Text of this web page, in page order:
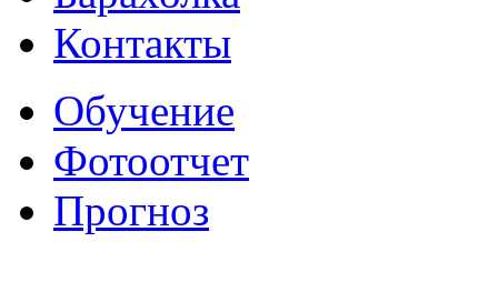
Контакты
Обучение
Фотоотчет
Прогноз